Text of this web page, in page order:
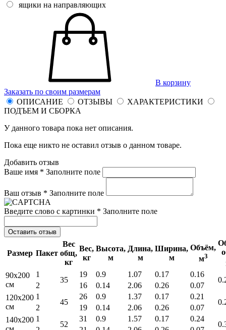
ящики на направляющих
В корзину
Заказать по своим размерам
ОПИСАНИЕ
ОТЗЫВЫ
ХАРАКТЕРИСТИКИ
ПОДЪЕМ И СБОРКА
У данного товара пока нет описания.
Пока еще никто не оставил отзыв о данном товаре.
Добавить отзыв
Ваше имя * Заполните поле
Ваш отзыв * Заполните поле
Введите слово с картинки * Заполните поле
Оставить отзыв
Размер Пакет
Вес
общ,
кг
Вес,
кг
Высота,
м
Длина,
м
Ширина,
м
Объём,
м3
90x200
см
1
35
19 0.9 1.07 0.17 0.16
2 16 0.14 2.06 0.26
0.07
120x200
см
1
45
26 0.9 1.37 0.17 0.21
2 19 0.14 2.06 0.26
0.07
140x200 1
52
31 0.9 1.57 0.17 0.24